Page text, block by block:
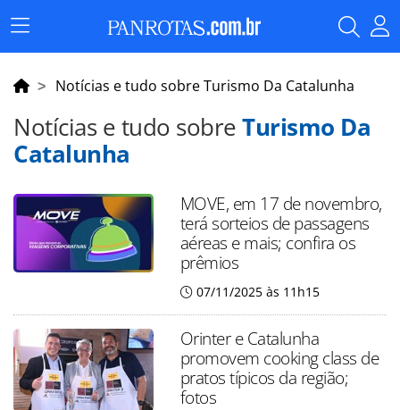
Menu
Principal
Notícias e tudo sobre Turismo Da Catalunha
Notícias e tudo sobreTurismo Da
Catalunha
MOVE, em 17 de novembro,
terá sorteios de passagens
aéreas e mais; confira os
prêmios
07/11/2025 às 11h15
Orinter e Catalunha
promovem cooking class de
pratos típicos da região;
fotos